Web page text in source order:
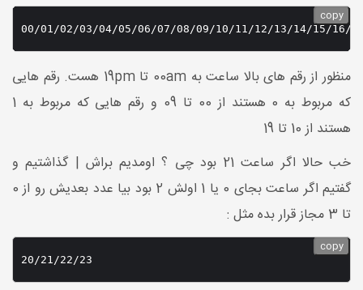
00/01/02/03/04/05/06/07/08/09/10/11/12/13/14/15/16/
copy
منظور از رقم های بالا ساعت به 00am تا 19pm هست. رقم هایی
که مربوط به 0 هستند از 00 تا 09 و رقم هایی که مربوط به 1
هستند از 10 تا 19
خب حالا اگر ساعت 21 بود چی ؟ اومدیم براش | گذاشتیم و
گفتیم اگر ساعت بجای 0 یا 1 اولش 2 بود بیا عدد بعدیش رو از 0
تا 3 مجاز قرار بده مثل :
20/21/22/23
copy